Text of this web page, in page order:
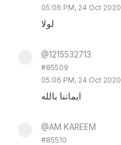
05:06 PM, 24 Oct 2020
لولا
@1215532713
#85509
05:06 PM, 24 Oct 2020
ايماننا بالله
@AM KAREEM
#85510